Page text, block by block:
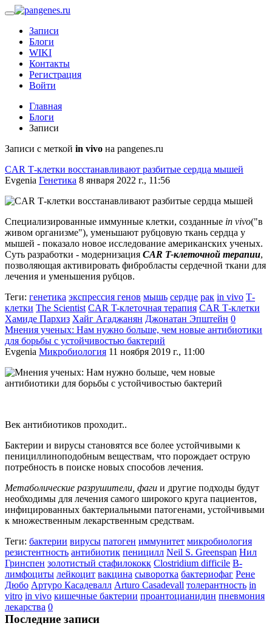
Записи
Блоги
WIKI
Контакты
Регистрация
Войти
Главная
Блоги
Записи
Записи с меткой in vivo на pangenes.ru
CAR Т-клетки восстанавливают разбитые сердца мышей
Evgenia Генетика 8 января 2022 г., 11:56
Специализированные иммунные клетки, созданные in vivo("в
живом организме"), уменьшают рубцовую ткань сердца у
мышей - показало новое исследование американских ученых.
Суть разработки - модернизация CAR T-клеточной терапии,
позволяющая активировать фибробласты сердечной ткани для
лечения и уменьшения рубцов.
Теги: генетика экспрессия генов мышь сердце рак in vivo Т-
клетки The Scientist CAR T-клеточная терапия CAR Т-клетки
Хамиде Пархиз Хайг Агаджанян Джонатан Эпштейн 0
Мнения ученых: Нам нужно больше, чем новые антибиотики
для борьбы с устойчивостью бактерий
Evgenia Микробиология 11 ноября 2019 г., 11:00
Век антибиотиков проходит..
Бактерии и вирусы становятся все более устойчивыми к
пенициллиноподобным веществам, что порождает острую
потребность в поиске новых способов лечения.
Метаболические разрушители, фаги и другие подходы будут
необходимы для лечения самого широкого круга пациентов,
инфицированных бактериальными патогенами, устойчивыми
к множественным лекарственным средствам.
Теги: бактерии вирусы патоген иммунитет микробиология
резистентность антибиотик пеницилл Neil S. Greenspan Нил
Гринспен золотистый стафилококк Clostridium difficile B-
лимфоциты лейкоцит вакцина сыворотка бактериофаг Рене
Дюбо Артуро Касадевалл Arturo Casadevall толерантность in
vitro in vivo кишечные бактерии проантоцианидин пневмония
лекарства 0
Последние записи